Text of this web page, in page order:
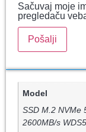
Sačuvaj moje
pregledaču
Model
SSD M.2 NVMe
2600MB/s